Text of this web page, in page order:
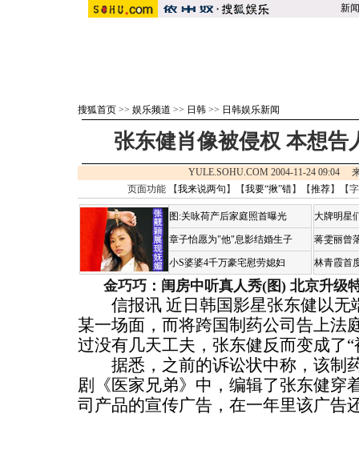
新闻
搜狐首页 >> 娱乐频道 >> 日韩 >> 日韩娱乐新闻
张东健肖像被侵权 本想告
YULE.SOHU.COM 2004-11-24 09:04
页面功能 【我来说两句 】【我要“揪”错】【推荐】【
图:关咏荷产后家庭照首曝光
章子怡愿为"他"息影结婚生子
小S婆婆4千万豪宅慰劳媳妇
大牌明星
蒋雯丽曾
林青霞首
金巧巧：闺房中听真人秀(图) 北京升级
信报讯 近日韩国影星张东健以无
某一场面，而将跨国制药公司告上法
过没有几天工夫，张东健反而变成了“
据悉，之前的诉讼状中称，该制
剧《医家兄弟》中，编辑了张东健穿
司产品的宣传广告，在一年里该广告